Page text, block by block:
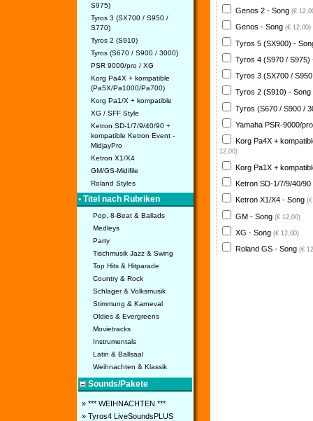
S975)
Tyros 3 (SX700 / S950 /
S770)
Tyros 2 (S910)
Tyros (S670 / S900 / 3000)
PSR 9000/pro / XG
Korg Pa4X + kompatible
(Pa5X/Pa1000/Pa700)
Korg Pa1/X + kompatible
XG / SFF Style
Ketron SD-1/7/9/40/90 +
kompatible Ketron Event -
MidjayPro
Ketron X1/X4
GM/GS-Midifile
Roland Styles
• Titel nach Rubriken
Pop, 8-Beat & Ballads
Medleys
Party
Tischmusik Jazz & Swing
Top Hits & Hitparade
Country & Rock
Schlager & Volksmusik
Stimmung & Karneval
Oldies & Evergreens
Movietracks
Instrumentals
Latin & Ballsaal
Weihnachten & Klassik
Sounds/Pakete
» *** WEIHNACHTEN ***
» Tyros4 LiveSoundsPLUS
Genos 2 - Song (€
Genos - Song (€ 12,00)
Tyros 5 (SX900) -
Tyros 4 (S970 /
Tyros 3 (SX700 /
Tyros 2 (S910) - Song
Tyros (S670 / S900 /
Yamaha PSR-9000/
Korg Pa4X +
12,00)
Korg Pa1X +
Ketron SD-1/7/9/40/
Ketron X1/X4 - Song
GM - Song (€ 12,00)
XG - Song (€ 12,00)
Roland GS - Song (€